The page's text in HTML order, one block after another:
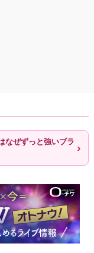
なぜずっと強いブラ